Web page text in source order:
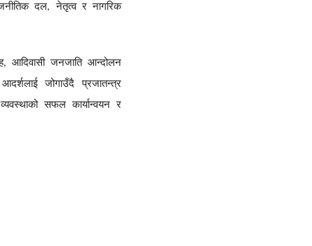
दल,नेतृत्व र नागरिक
, आदिवासी जनजाति आन्दोलन
आदर्शलाई जोगाउँदै
प्रजातन्त्र
व्यवस्थाको सफल कार्यान्वयन र